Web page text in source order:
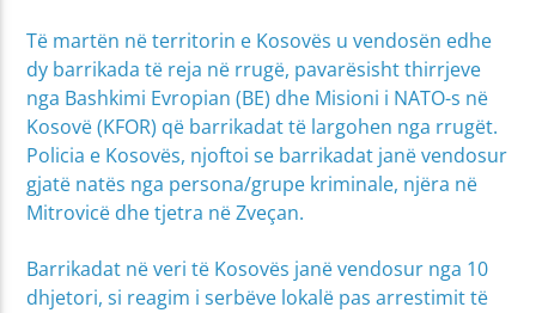
Të martën në territorin e Kosovës u vendosën edhe
dy barrikada të reja në rrugë, pavarësisht thirrjeve
nga Bashkimi Evropian (BE) dhe Misioni i NATO-s në
Kosovë (KFOR) që barrikadat të largohen nga rrugët.
Policia e Kosovës, njoftoi se barrikadat janë vendosur
gjatë natës nga persona/grupe kriminale, njëra në
Mitrovicë dhe tjetra në Zveçan.
Barrikadat në veri të Kosovës janë vendosur nga 10
dhjetori, si reagim i serbëve lokalë pas arrestimit të